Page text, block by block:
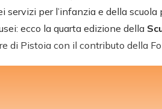
servizi per l’infanzia e della
ecco la quarta edizione della
di Pistoia con il contributo della